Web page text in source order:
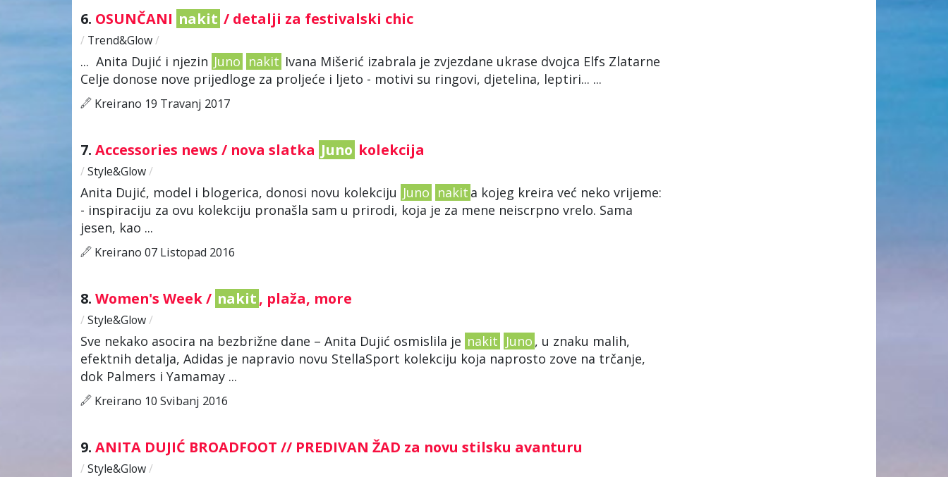
6. OSUNČANI nakit / detalji za festivalski chic
/ Trend&Glow/
... Anita Dujić i njezin Juno nakit Ivana Mišerić izabrala je zvjezdane ukrase dvojca Elfs Zlatarne
Celje donose nove prijedloge za proljeće i ljeto - motivi su ringovi, djetelina, leptiri... ...
Kreirano 19 Travanj 2017
7. Accessories news / nova slatka Juno kolekcija
/ Style&Glow/
Anita Dujić, model i blogerica, donosi novu kolekciju Juno nakit a kojeg kreira već neko vrijeme:
- inspiraciju za ovu kolekciju pronašla sam u prirodi, koja je za mene neiscrpno vrelo. Sama
jesen, kao ...
Kreirano 07 Listopad 2016
8. Women's Week / nakit, plaža, more
/ Style&Glow/
Sve nekako asocira na bezbrižne dane – Anita Dujić osmislila je nakit Juno , u znaku malih,
efektnih detalja, Adidas je napravio novu StellaSport kolekciju koja naprosto zove na trčanje,
dok Palmers i Yamamay ...
Kreirano 10 Svibanj 2016
9. ANITA DUJIĆ BROADFOOT // PREDIVAN ŽAD za novu stilsku avanturu
/ Style&Glow/